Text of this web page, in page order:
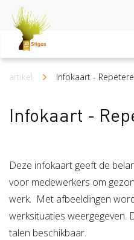
Arbocatalogus
Akkerbouw en
Veiligheid
Veiligheid
Verzuim
Kruimelpad
artikel Infokaart -
Infokaart -
Deze infokaart geeft de
voor medewerkers om
werk. Met afbeeldingen
werksituaties weergegeven.
talen beschikbaar.